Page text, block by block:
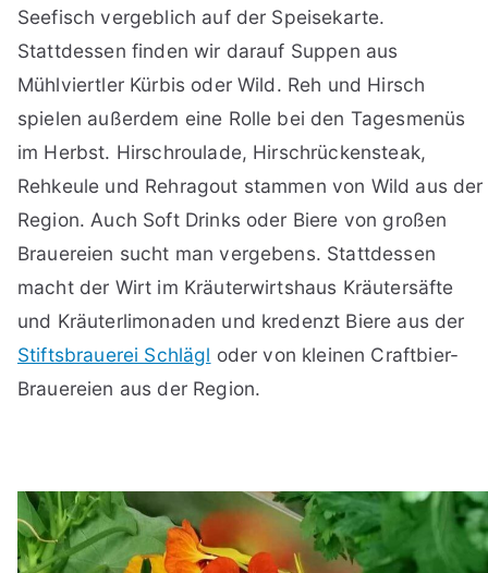
Seefisch vergeblich auf der Speisekarte.
Stattdessen finden wir darauf Suppen aus
Mühlviertler Kürbis oder Wild. Reh und Hirsch
spielen außerdem eine Rolle bei den Tagesmenüs
im Herbst. Hirschroulade, Hirschrückensteak,
Rehkeule und Rehragout stammen von Wild aus der
Region. Auch Soft Drinks oder Biere von großen
Brauereien sucht man vergebens. Stattdessen
macht der Wirt im Kräuterwirtshaus Kräutersäfte
und Kräuterlimonaden und kredenzt Biere aus der
Stiftsbrauerei Schlägl oder von kleinen Craftbier-
Brauereien aus der Region.